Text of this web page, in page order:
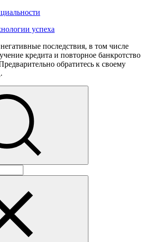
успеха
последствия, в том числе
кредита и повторное банкротство
обратитесь к своему